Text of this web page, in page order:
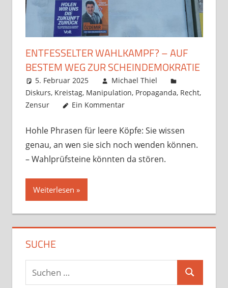
ENTFESSELTER WAHLKAMPF? – AUF
BESTEM WEG ZUR SCHEINDEMOKRATIE
5. Februar 2025
Michael Thiel
Diskurs, Kreistag, Manipulation, Propaganda, Recht,
Zensur
Ein Kommentar
Hohle Phrasen für leere Köpfe: Sie wissen
genau, an wen sie sich noch wenden können.
– Wahlprüfsteine könnten da stören.
Weiterlesen
SUCHE
Suchen
nach:
Suchen